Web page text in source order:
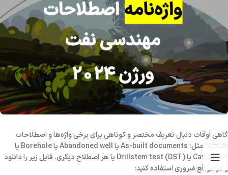
گاهی اوقات دنبال تعریف مختصر و کوتاهی برای برخی واژه‌ها و اصطلاحات
هستیم، مثل: As-built documents یا Abandoned well یا Borehole یا
Cavitation یا Drillstem test (DST) یا هر اصطلاح دیگری. فایل زیر را دانلود
و در مواقع ضروری استفاده کنید: